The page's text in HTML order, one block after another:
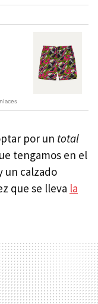
por un total
tengamos en el
un calzado
que se lleva la